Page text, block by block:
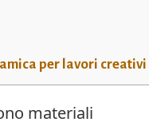
per lavori creativi
materiali